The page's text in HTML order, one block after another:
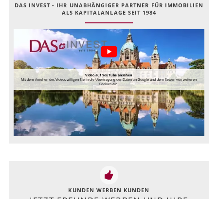
DAS INVEST - IHR UNABHÄNGIGER PARTNER FÜR IMMOBILIEN
ALS KAPITALANLAGE SEIT 1984
Video auf YouTube ansehen
Mit dem Ansehen des Videos willigen Sie in die Übertragung der Daten an Google und dem Setzen von weiteren
Cookies ein.
KUNDEN WERBEN KUNDEN